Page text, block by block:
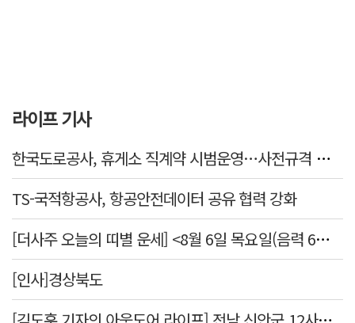
라이프 기사
한국도로공사, 휴게소 직계약 시범운영…사전규격 공개·입찰 착수
TS-국적항공사, 항공안전데이터 공유 협력 강화
[더사주 오늘의 띠별 운세] <8월 6일 목요일(음력 6월24일)>
[인사]경상북도